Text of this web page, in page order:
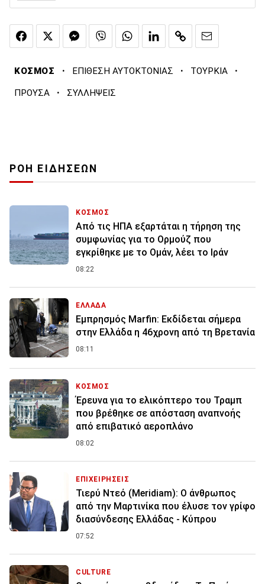
ΚΟΣΜΟΣ · ΕΠΙΘΕΣΗ ΑΥΤΟΚΤΟΝΙΑΣ · ΤΟΥΡΚΙΑ ·
ΠΡΟΥΣΑ · ΣΥΛΛΗΨΕΙΣ
ΡΟΗ ΕΙΔΗΣΕΩΝ
ΚΟΣΜΟΣ
Από τις ΗΠΑ εξαρτάται η τήρηση της
συμφωνίας για το Ορμούζ που
εγκρίθηκε με το Ομάν, λέει το Ιράν
08:22
ΕΛΛΑΔΑ
Εμπρησμός Marfin: Εκδίδεται σήμερα
στην Ελλάδα η 46χρονη από τη Βρετανία
08:11
ΚΟΣΜΟΣ
Έρευνα για το ελικόπτερο του Τραμπ
που βρέθηκε σε απόσταση αναπνοής
από επιβατικό αεροπλάνο
08:02
ΕΠΙΧΕΙΡΗΣΕΙΣ
Τιερύ Ντεό (Meridiam): Ο άνθρωπος
από την Μαρτινίκα που έλυσε τον γρίφο
διασύνδεσης Ελλάδας - Κύπρου
07:52
CULTURE